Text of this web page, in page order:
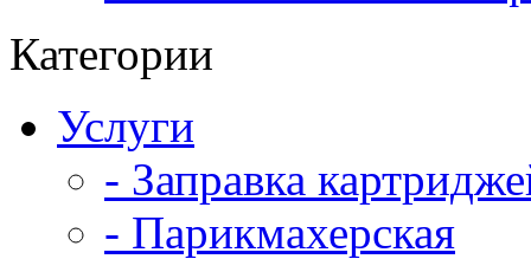
Категории
Услуги
- Заправка
- Парикмахерская